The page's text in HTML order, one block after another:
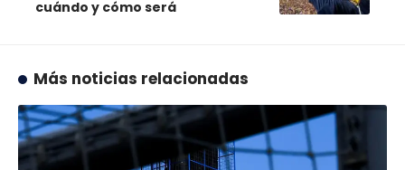
cuándo y cómo será
Más noticias relacionadas